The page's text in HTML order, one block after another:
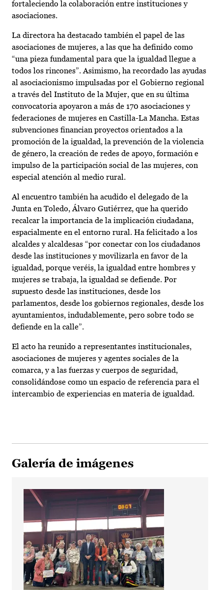
fortaleciendo la colaboración entre instituciones y
asociaciones.
La directora ha destacado también el papel de las
asociaciones de mujeres, a las que ha definido como
“una pieza fundamental para que la igualdad llegue a
todos los rincones”. Asimismo, ha recordado las ayudas
al asociacionismo impulsadas por el Gobierno regional
a través del Instituto de la Mujer, que en su última
convocatoria apoyaron a más de 170 asociaciones y
federaciones de mujeres en Castilla-La Mancha. Estas
subvenciones financian proyectos orientados a la
promoción de la igualdad, la prevención de la violencia
de género, la creación de redes de apoyo, formación e
impulso de la participación social de las mujeres, con
especial atención al medio rural.
Al encuentro también ha acudido el delegado de la
Junta en Toledo, Álvaro Gutiérrez, que ha querido
recalcar la importancia de la implicación ciudadana,
espacialmente en el entorno rural. Ha felicitado a los
alcaldes y alcaldesas “por conectar con los ciudadanos
desde las instituciones y movilizarla en favor de la
igualdad, porque veréis, la igualdad entre hombres y
mujeres se trabaja, la igualdad se defiende. Por
supuesto desde las instituciones, desde los
parlamentos, desde los gobiernos regionales, desde los
ayuntamientos, indudablemente, pero sobre todo se
defiende en la calle”.
El acto ha reunido a representantes institucionales,
asociaciones de mujeres y agentes sociales de la
comarca, y a las fuerzas y cuerpos de seguridad,
consolidándose como un espacio de referencia para el
intercambio de experiencias en materia de igualdad.
Galería de imágenes